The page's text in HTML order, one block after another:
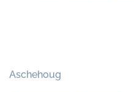
Aschehoug